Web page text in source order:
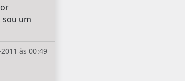
sou um
às 00:49